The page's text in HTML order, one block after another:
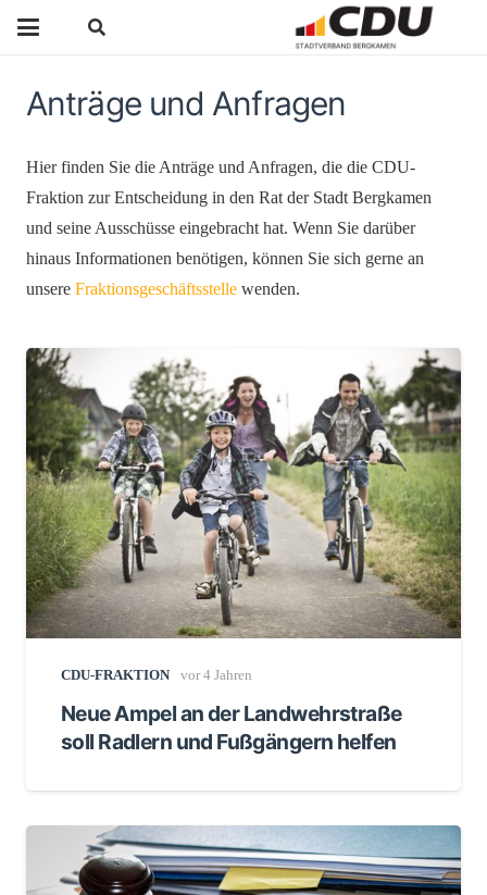
Anträge und Anfragen
Hier finden Sie die Anträge und Anfragen, die die CDU-
Fraktion zur Entscheidung in den Rat der Stadt Bergkamen
und seine Ausschüsse eingebracht hat. Wenn Sie darüber
hinaus Informationen benötigen, können Sie sich gerne an
unsere Fraktionsgeschäftsstelle wenden.
CDU-FRAKTION vor 4 Jahren
Neue Ampel an der Landwehrstraße
soll Radlern und Fußgängern helfen